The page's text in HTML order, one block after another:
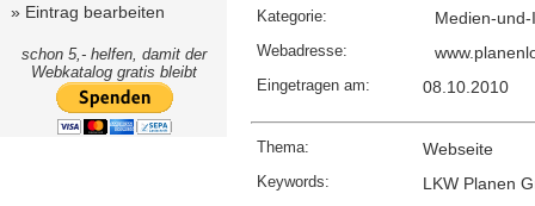
» Eintrag bearbeiten
schon 5,- helfen, damit der
Webkatalog gratis bleibt
Kategorie: Medien-
Webadresse:
Eingetragen am: 08.10.2010
Thema: Webseite
Keywords: LKW Planen